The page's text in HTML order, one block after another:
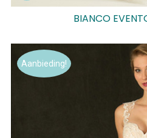
BIANCO
Aanbieding!